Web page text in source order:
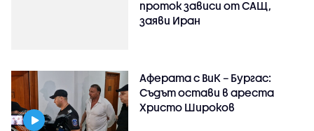
проток зависи от САЩ,
заяви Иран
Аферата с ВиК – Бургас:
Съдът остави в ареста
Христо Широков